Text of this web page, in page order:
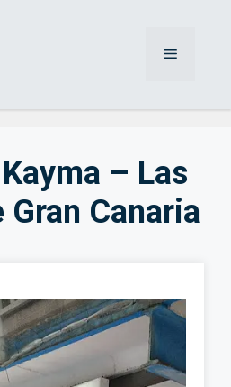
Menú
– Las
Gran Canaria